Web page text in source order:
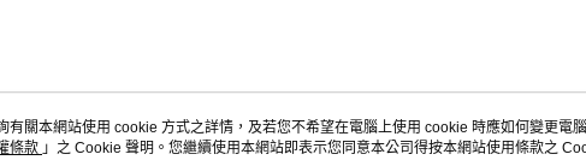
關於我們 客服資訊
有關本網站使用 cookie 方式之詳情，及若您不希望在電腦上使用 cookie 時應如何變更電
條款 」之 Cookie 聲明。您繼續使用本網站即表示您同意本公司得按本網站使用條款之